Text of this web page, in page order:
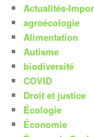
Actualités-
agroécologie
Alimentation
Autisme
biodiversité
COVID
Droit et justice
Écologie
Économie